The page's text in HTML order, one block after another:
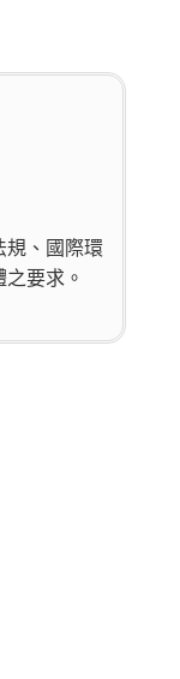
規、國際環
要求。